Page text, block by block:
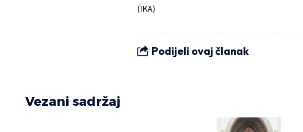
(IKA)
Podijeli ovaj članak
Vezani sadržaj